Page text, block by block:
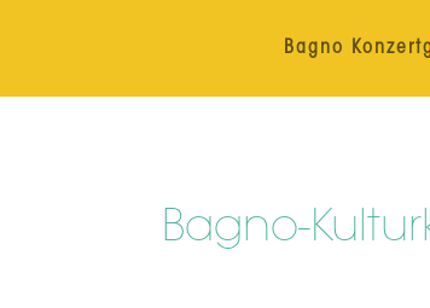
Bagno
Bagno-